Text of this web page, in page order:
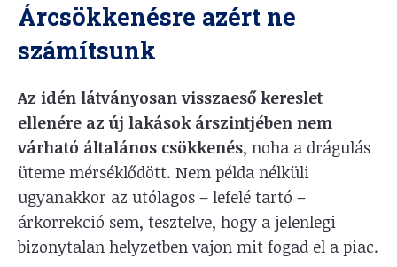
Árcsökkenésre azért ne
számítsunk
Az idén látványosan visszaeső kereslet
ellenére az új lakások árszintjében nem
várható általános csökkenés, noha a drágulás
üteme mérséklődött. Nem példa nélküli
ugyanakkor az utólagos – lefelé tartó –
árkorrekció sem, tesztelve, hogy a jelenlegi
bizonytalan helyzetben vajon mit fogad el a piac.